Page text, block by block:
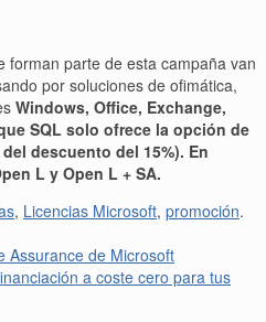
forman parte de esta campaña van
por soluciones de ofimática,
Windows, Office, Exchange,
SQL solo ofrece la opción de
descuento del 15%). En
L y Open L + SA.
, Licencias Microsoft, promoción.
Assurance de Microsoft
a coste cero para tus